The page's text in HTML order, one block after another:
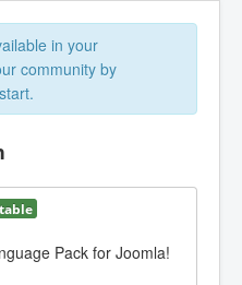
in your
community by
Pack for Joomla!